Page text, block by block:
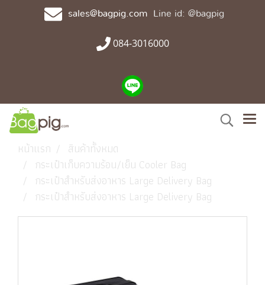
sales@bagpig.com Line id: @bagpig
084-3016000
หน้าแรก
สินค้าทั้งหมด
กระเป๋าเก็บความร้อน/เย็น Cooler Bag
กระเป๋าสำหรับส่งอาหาร Large Delivery Bag
กระเป๋าสำหรับส่งอาหาร Large Delivery Bag